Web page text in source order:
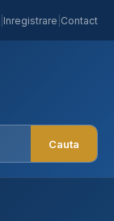
Inregistrare Contact
Cauta